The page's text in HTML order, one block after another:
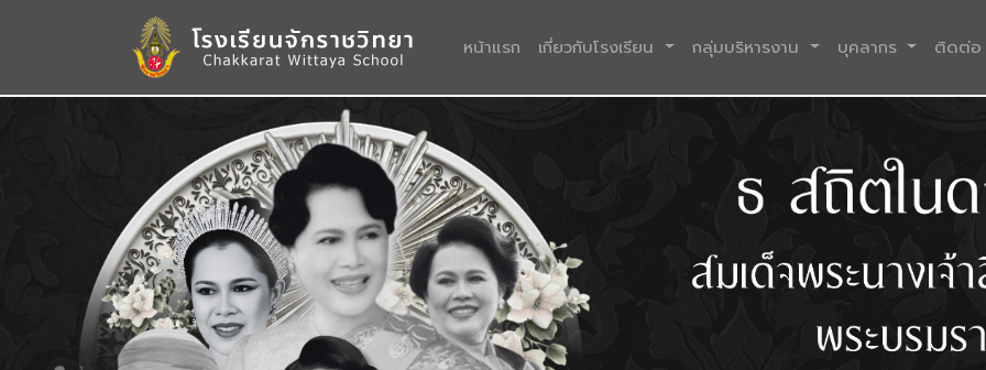
หน้าแรก (current)
เกี่ยวกับโรงเรียน กลุ่มบริหารงาน บุคลากร ติดต่อ